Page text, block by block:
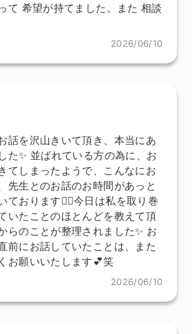
て 希望が持てました。また 相談
2026/06/10
話を沢山きいて頂き、本当にあ
た✨ 並ばれている方の為に、お
てしまったようで、こんなにお
先生とのお話のお時間があっと
ております🙇‍♀️今日は私を取り巻
いたことのほとんどを教えて頂
らのことが整理されました✨ お
前にお話していたことは、また
お願いいたします💕笑
2026/06/10